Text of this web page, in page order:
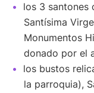
los 3 santones
Santísima
Monumentos
donado por el
los bustos
la parroquia),